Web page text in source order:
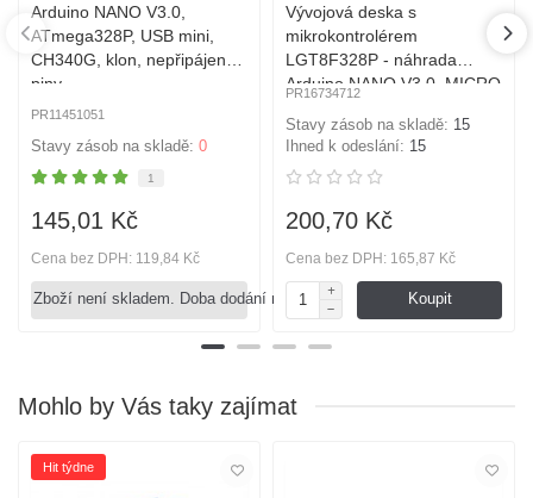
Arduino NANO V3.0,
ATmega328P, USB mini,
CH340G, klon, nepřipájeny
piny
PR11451051
Stavy zásob na skladě: 0
1
145,01 Kč
Cena bez DPH: 119,84 Kč
Zboží není skladem. Doba dodání není známa.
Vývojová deska s
mikrokontrolérem
LGT8F328P - náhrada
Arduino NANO V3.0, MICRO
PR16734712
Stavy zásob na skladě: 15
Ihned k odeslání: 15
200,70 Kč
Cena bez DPH: 165,87 Kč
Koupit
Mohlo by Vás taky zajímat
Hit týdne